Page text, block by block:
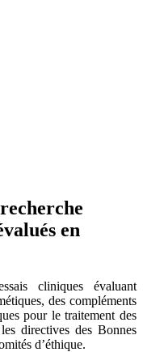
en
cliniques évaluant
des compléments
pour le traitement des
directives des Bonnes
d’éthique.